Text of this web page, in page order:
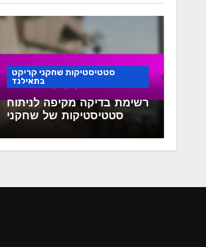
סטטיסטיקות שחקני קריקט
בתאילנד
רשימת בדיקה מקיפה לניתוח
סטטיסטיקות של שחקני